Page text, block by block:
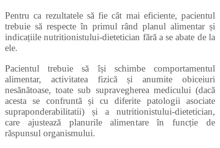
Pentru ca rezultatele să fie cât mai eficiente, pacientul
trebuie să respecte în primul rând planul alimentar și
indicațiile nutritionistului-dietetician fără a se abate de la
ele.
Pacientul trebuie să își schimbe comportamentul
alimentar, activitatea fizică și anumite obiceiuri
nesănătoase, toate sub supravegherea medicului (dacă
acesta se confruntă și cu diferite patologii asociate
supraponderabilitatii) și a nutritionistului-dietetician,
care ajustează planurile alimentare în funcție de
răspunsul organismului.